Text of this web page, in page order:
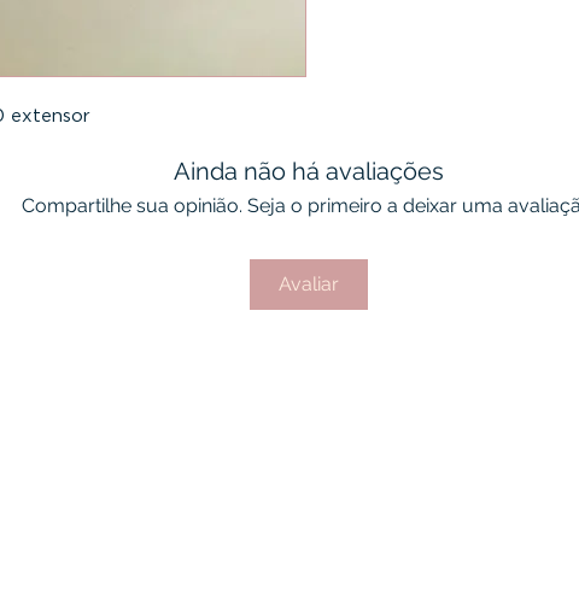
extensor
Ainda não há avaliações
Compartilhe sua opinião. Seja o primeiro a deixar uma
Avaliar